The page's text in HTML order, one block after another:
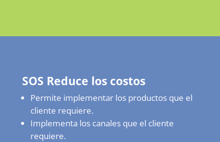
SOS Reduce los costos
Permite implementar los productos que el
cliente requiere.
Implementa los canales que el cliente
requiere.